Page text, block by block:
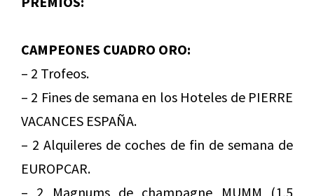
CAMPEONES CUADRO ORO:
– 2 Trofeos.
– 2 Fines de semana en los Hoteles de PIERRE
VACANCES ESPAÑA.
– 2 Alquileres de coches de fin de semana de
EUROPCAR.
– 2 Magnums de champagne MUMM (1,5